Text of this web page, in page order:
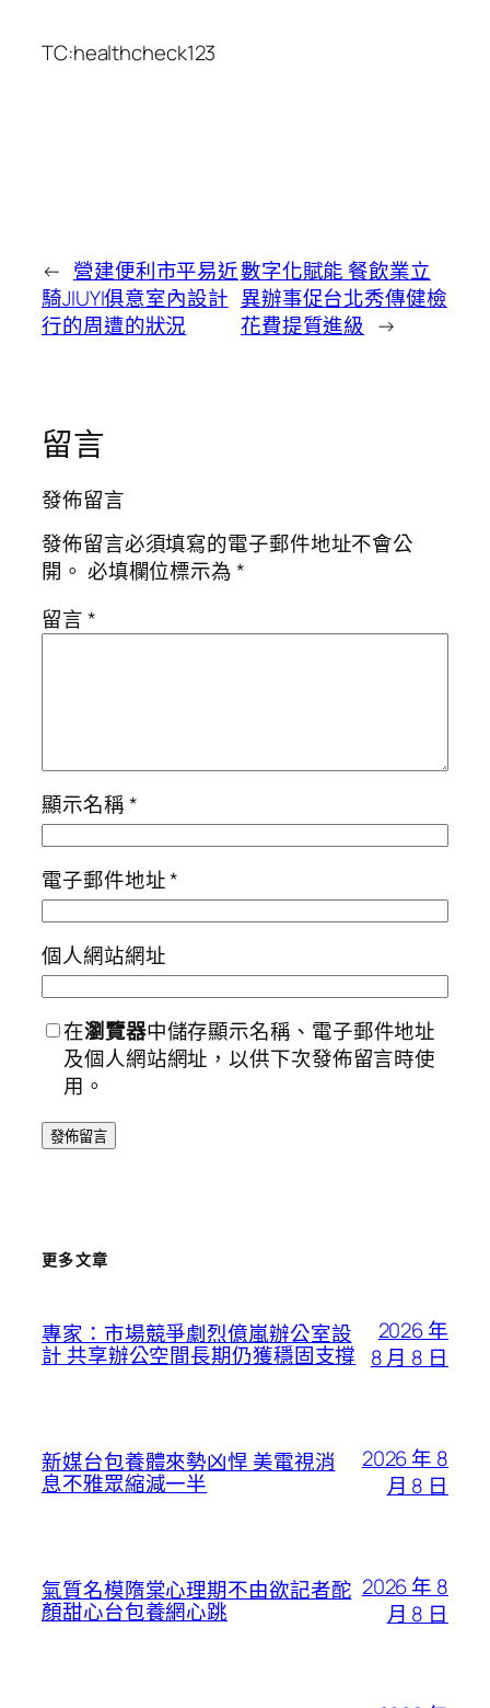
TC:healthcheck123
← 營建便利市平易近
騎JIUYI俱意室內設計
行的周遭的狀況
數字化賦能 餐飲業立
異辦事促台北秀傳健檢
花費提質進級 →
留言
發佈留言
發佈留言必須填寫的電子郵件地址不會公
開。 必填欄位標示為*
留言*
顯示名稱*
電子郵件地址*
個人網站網址
在瀏覽器中儲存顯示名稱、電子郵件地址
及個人網站網址，以供下次發佈留言時使
用。
更多文章
專家：市場競爭劇烈億嵐辦公室設
計 共享辦公空間長期仍獲穩固支撐
2026 年
8 月 8 日
新媒台包養體來勢凶悍 美電視消
息不雅眾縮減一半
2026 年 8
月 8 日
氣質名模隋棠心理期不由欲記者酡
顏甜心台包養網心跳
2026 年 8
月 8 日